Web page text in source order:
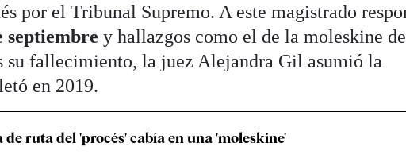
por el Tribunal Supremo. A este magistrado
septiembre y hallazgos como el de la moleskine de
su fallecimiento, la juez Alejandra Gil asumió la
en 2019.
de ruta del 'procés' cabía en una 'moleskine'